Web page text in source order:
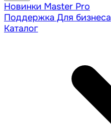
Новинки Master Pro
Поддержка Для бизнеса
Каталог